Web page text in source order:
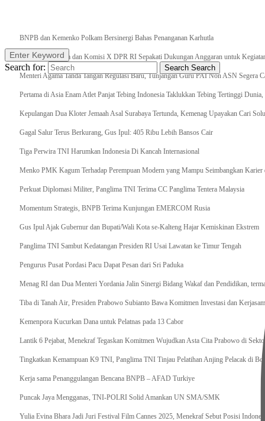
BNPB dan Kemenko Polkam Bersinergi Bahas Penanganan Karhutla
Raker Kemenpora dan Komisi X DPR RI Sepakati Dukungan Anggaran untuk
Menteri Agama Tanda Tangan Regulasi Baru, Tunjangan Guru PAI Non ASN Segera
Pertama di Asia Enam Atlet Panjat Tebing Indonesia Taklukkan Tebing Tertinggi
Kepulangan Dua Kloter Jemaah Asal Surabaya Tertunda, Kemenag Upayakan Cari
Gagal Salur Terus Berkurang, Gus Ipul: 405 Ribu Lebih Bansos Cair
Tiga Perwira TNI Harumkan Indonesia Di Kancah Internasional
Menko PMK Kagum Terhadap Perempuan Modern yang Mampu Seimbangkan Karier
Perkuat Diplomasi Militer, Panglima TNI Terima CC Panglima Tentera Malaysia
Momentum Strategis, BNPB Terima Kunjungan EMERCOM Rusia
Gus Ipul Ajak Gubernur dan Bupati/Wali Kota se-Kalteng Hajar Kemiskinan Ekstrem
Panglima TNI Sambut Kedatangan Presiden RI Usai Lawatan ke Timur Tengah
Pengurus Pusat Pordasi Pacu Dapat Pesan dari Sri Paduka
Menag RI dan Dua Menteri Yordania Jalin Sinergi Bidang Wakaf dan Pendidikan,
Tiba di Tanah Air, Presiden Prabowo Subianto Bawa Komitmen Investasi dan
Kemenpora Kucurkan Dana untuk Pelatnas pada 13 Cabor
Lantik 6 Pejabat, Menekraf Tegaskan Komitmen Wujudkan Asta Cita Prabowo di Sektor
Tingkatkan Kemampuan K9 TNI, Panglima TNI Tinjau Pelatihan Anjing Pelacak di
Kerja sama Penanggulangan Bencana BNPB – AFAD Turkiye
Puncak Jaya Mengganas, TNI-POLRI Solid Amankan UN SMA/SMK
Yulia Evina Bhara Jadi Juri Festival Film Cannes 2025, Menekraf Sebut Posisi
Enter Keyword
Search for: Search Search